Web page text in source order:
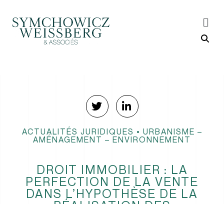
ACTUALITÉS JURIDIQUES • URBANISME –
AMÉNAGEMENT – ENVIRONNEMENT
DROIT IMMOBILIER : LA
PERFECTION DE LA VENTE
DANS L’HYPOTHÈSE DE LA